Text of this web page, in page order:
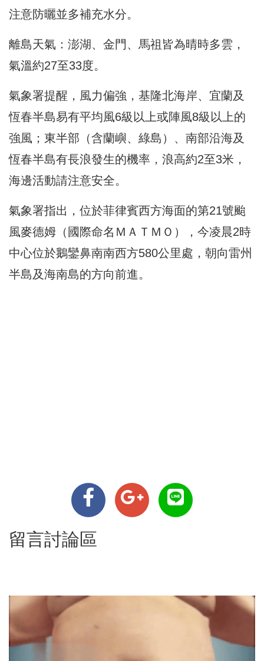
注意防曬並多補充水分。
離島天氣：澎湖、金門、馬祖皆為晴時多雲，
氣溫約27至33度。
氣象署提醒，風力偏強，基隆北海岸、宜蘭及
恆春半島易有平均風6級以上或陣風8級以上的
強風；東半部（含蘭嶼、綠島）、南部沿海及
恆春半島有長浪發生的機率，浪高約2至3米，
海邊活動請注意安全。
氣象署指出，位於菲律賓西方海面的第21號颱
風麥德姆（國際命名ＭＡＴＭＯ），今凌晨2時
中心位於鵝鑾鼻南南西方580公里處，朝向雷州
半島及海南島的方向前進。
留言討論區